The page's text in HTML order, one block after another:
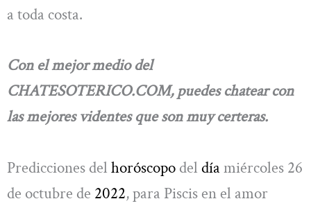
a toda costa.
Con el mejor medio del
CHATESOTERICO.COM, puedes chatear con
las mejores videntes que son muy certeras.
Predicciones del horóscopo del díamiércoles 26
de octubre de 2022, para Piscis en el amor